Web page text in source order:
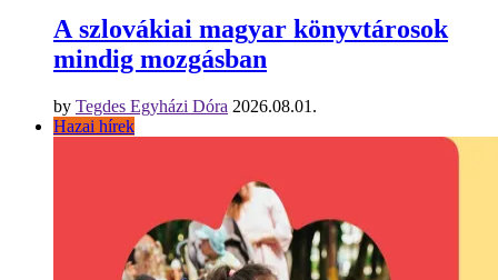
A szlovákiai magyar könyvtárosok
mindig mozgásban
by Tegdes Egyházi Dóra 2026.08.01.
Hazai hírek